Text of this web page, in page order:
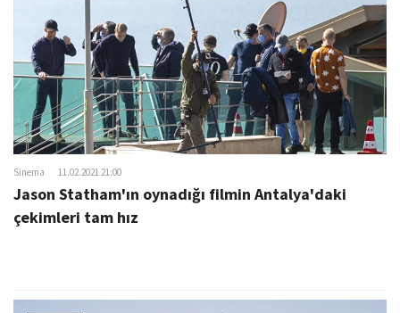
Sinema 11.02.2021 21:00
Jason Statham'ın oynadığı filmin Antalya'daki
çekimleri tam hız